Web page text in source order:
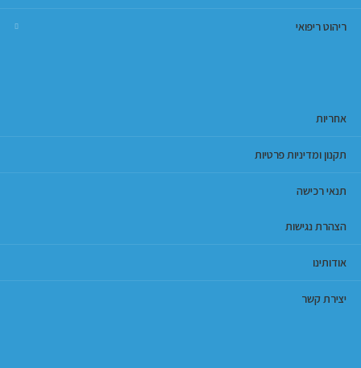
ריהוט ריפואי
אחריות
תקנון ומדיניות פרטיות
תנאי רכישה
הצהרת נגישות
אודותינו
יצירת קשר